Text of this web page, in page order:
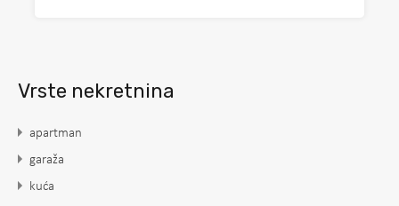
Vrste nekretnina
apartman
garaža
kuća